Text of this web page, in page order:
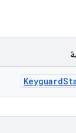
Keyguard